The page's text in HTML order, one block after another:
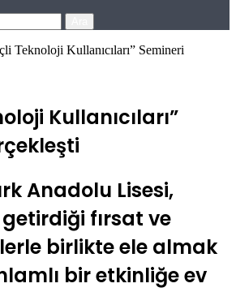
Teknoloji Kullanıcıları” Semineri
Kullanıcıları”
Anadolu Lisesi,
fırsat ve
birlikte ele almak
bir etkinliğe ev